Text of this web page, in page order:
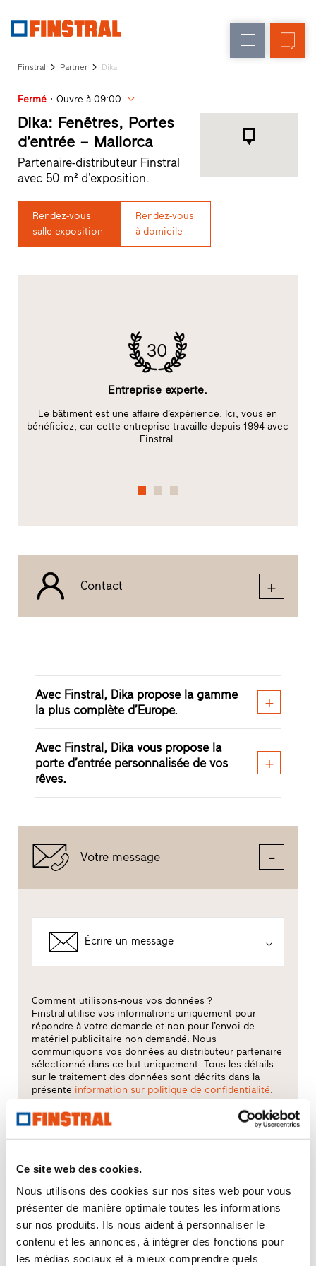
Ce site web des cookies.
Nous utilisons des cookies sur nos sites web pour vous
présenter de manière optimale toutes les informations
sur nos produits. Ils nous aident à personnaliser le
contenu et les annonces, à intégrer des fonctions pour
les médias sociaux et à mieux comprendre quels
d'entrée
Parois
vitrées
neuve
architectes
Programme
partenaires
Recherche
de
distributeurs
rapides
Finstral Partner Dika
Fermé Ouvre à 09:00
Dika: Fenêtres, Portes
d’entrée – Mallorca
Partenaire-distributeur Finstral
avec 50 m² d’exposition.
Rendez-vous
salle exposition
Rendez-vous
à domicile
30
Entreprise experte.
Le bâtiment est une affaire d’expérience. Ici, vous en
bénéficiez, car cette entreprise travaille depuis 1994 avec
Finstral.
Contact
Avec Finstral, Dika propose la gamme
la plus complète d’Europe.
Avec Finstral, Dika vous propose la
porte d’entrée personnalisée de vos
rêves.
Votre message
Écrire un message
Comment utilisons-nous vos données ?
Finstral utilise vos informations uniquement pour
répondre à votre demande et non pour l’envoi de
matériel publicitaire non demandé. Nous
communiquons vos données au distributeur partenaire
sélectionné dans ce but uniquement. Tous les détails
sur le traitement des données sont décrits dans la
présente information sur politique de confidentialité.
Quel thème vous intéresse le plus ?
Fenêtres
Portes d’entrée
Parois vitrées